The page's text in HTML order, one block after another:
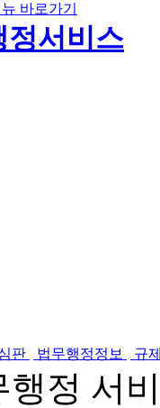
바로가기
판 법무행정정보 규
행정 서